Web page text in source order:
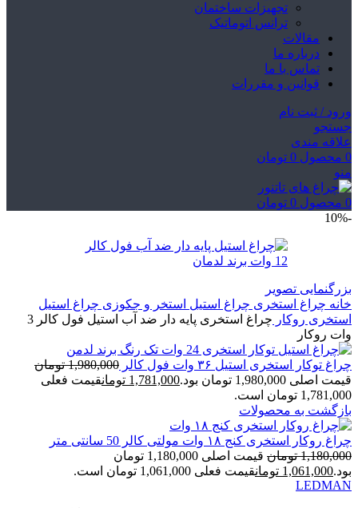
تجهیزات ساختمان
ترانس اتوماتیک
مقالات
درباره ما
تماس با ما
قوانین و مقررات
ورود / ثبت نام
جستجو
علاقه مندی
0 محصول 0 تومان
منو
0 محصول 0 تومان
-10%
بزرگنمایی تصویر
خانه چراغ استخری چراغ استیل استخر و جکوزی چراغ استیل
استخری روکار
چراغ استخری پایه دار ضد آب استیل فول کالر 3
وات روکار
چراغ توکار استخری استیل ۳۶ وات فول کالر 1,980,000 تومان
قیمت اصلی 1,980,000 تومان بود.
1,781,000 تومانقیمت فعلی
1,781,000 تومان است.
بازگشت به محصولات
چراغ روکار استخری کنج ۱۸ وات مولتی کالر 50 سانتی متر
1,180,000 تومان
قیمت اصلی 1,180,000 تومان
بود.1,061,000 تومانقیمت فعلی 1,061,000 تومان است.
LEDMAN